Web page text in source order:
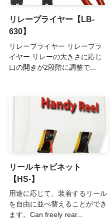
リレープライヤー【LB-
630】
リレープライヤー リレープラ
イヤー リレーの大きさに応じ
口の開きが2段階に調整で...
リールキャビネット
【HS-】
用途に応じて、装着するリール
を自由に並べ替えることができ
ます。Can freely rear...